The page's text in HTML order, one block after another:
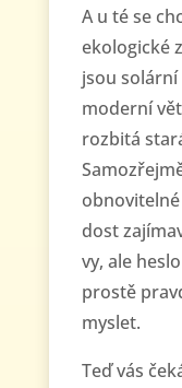
A u té se
ekologické
jsou solární
moderní
rozbitá
dost
vy, ale
prostě
myslet.
Teď vás